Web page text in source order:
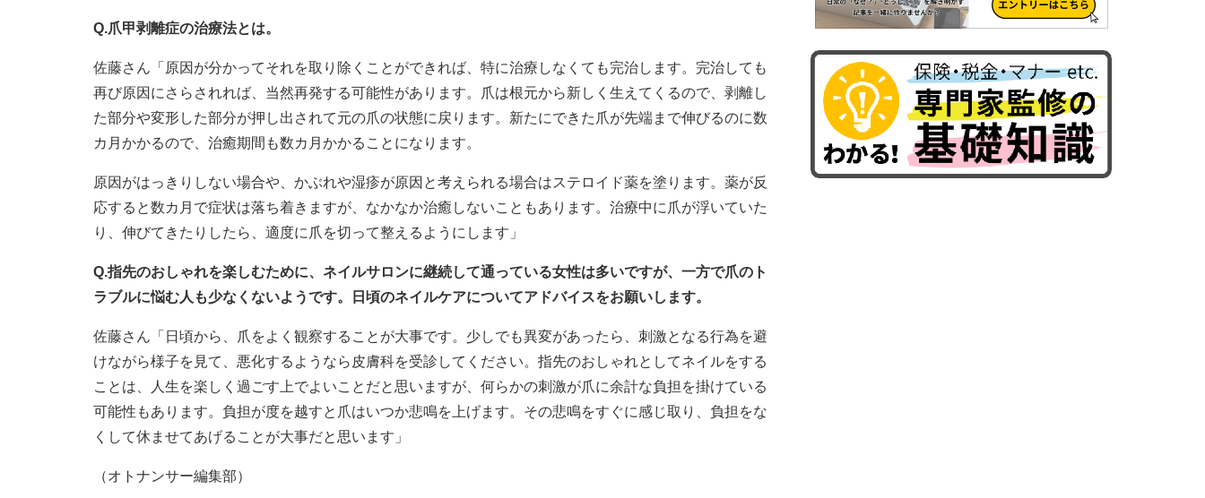
Q.爪甲剥離症の治療法とは。
佐藤さん「原因が分かってそれを取り除くことができれば、特に治療しなくても完治します。完治しても
再び原因にさらされれば、当然再発する可能性があります。爪は根元から新しく生えてくるので、剥離し
た部分や変形した部分が押し出されて元の爪の状態に戻ります。新たにできた爪が先端まで伸びるのに数
カ月かかるので、治癒期間も数カ月かかることになります。
原因がはっきりしない場合や、かぶれや湿疹が原因と考えられる場合はステロイド薬を塗ります。薬が反
応すると数カ月で症状は落ち着きますが、なかなか治癒しないこともあります。治療中に爪が浮いていた
り、伸びてきたりしたら、適度に爪を切って整えるようにします」
Q.指先のおしゃれを楽しむために、ネイルサロンに継続して通っている女性は多いですが、一方で爪のト
ラブルに悩む人も少なくないようです。日頃のネイルケアについてアドバイスをお願いします。
佐藤さん「日頃から、爪をよく観察することが大事です。少しでも異変があったら、刺激となる行為を避
けながら様子を見て、悪化するようなら皮膚科を受診してください。指先のおしゃれとしてネイルをする
ことは、人生を楽しく過ごす上でよいことだと思いますが、何らかの刺激が爪に余計な負担を掛けている
可能性もあります。負担が度を越すと爪はいつか悲鳴を上げます。その悲鳴をすぐに感じ取り、負担をな
くして休ませてあげることが大事だと思います」
（オトナンサー編集部）